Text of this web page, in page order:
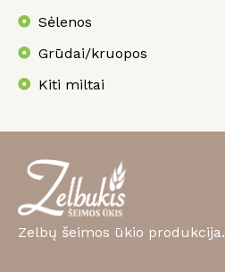
Sėlenos
Grūdai/kruopos
Kiti miltai
Zelbų šeimos ūkio produkcija.